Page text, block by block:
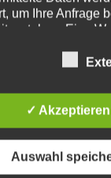
um Ihre Anfrage
Eine
Kontaktformular
bereits
genügt eine
bleibt vom
übermittelte
Ihre
✓ Akzeptieren
Auswahl